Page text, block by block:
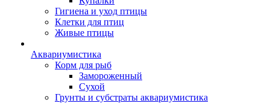
Гигиена и уход птицы
Клетки для птиц
Живые птицы
Аквариумистика
Корм для рыб
Замороженный
Сухой
Грунты и субстраты аквариумистика